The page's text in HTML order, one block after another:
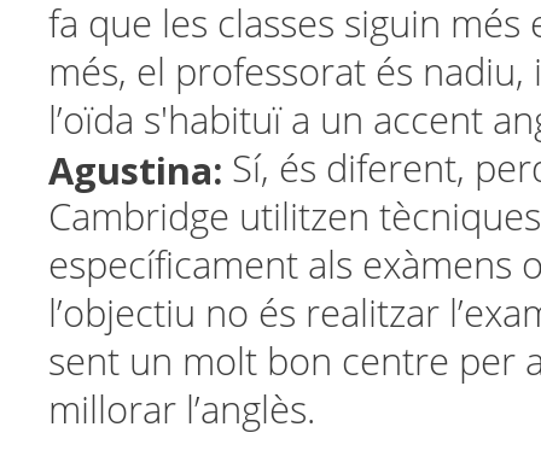
fa que les classes siguin més
més, el professorat és nadiu,
l’oïda s'habituï a un accent
Agustina: Sí, és diferent,
Cambridge utilitzen
específicament als exàmens
l’objectiu no és realitzar
sent un molt bon centre per
millorar l’anglès.